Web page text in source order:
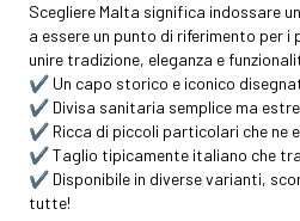
Scegliere Malta significa indossare
a essere un punto di riferimento per
unire tradizione, eleganza e
✔️ Un capo storico e iconico
✔️ Divisa sanitaria semplice ma
✔️ Ricca di piccoli particolari che ne
✔️ Taglio tipicamente italiano che
✔️ Disponibile in diverse varianti,
tutte!